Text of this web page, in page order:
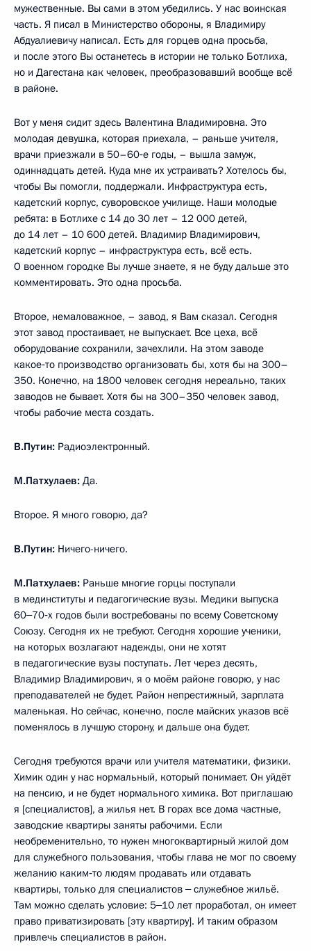
мужественные. Вы сами в этом убедились. У нас воинская
часть. Я писал в Министерство обороны, я Владимиру
Абдуалиевичу написал. Есть для горцев одна просьба,
и после этого Вы останетесь в истории не только Ботлиха,
но и Дагестана как человек, преобразовавший вообще всё
в районе.
Вот у меня сидит здесь Валентина Владимировна. Это
молодая девушка, которая приехала, – раньше учителя,
врачи приезжали в 50–60‑е годы, – вышла замуж,
одиннадцать детей. Куда мне их устраивать? Хотелось бы,
чтобы Вы помогли, поддержали. Инфраструктура есть,
кадетский корпус, суворовское училище. Наши молодые
ребята: в Ботлихе с 14 до 30 лет – 12 000 детей,
до 14 лет – 10 600 детей. Владимир Владимирович,
кадетский корпус – инфраструктура есть, всё есть.
О военном городке Вы лучше знаете, я не буду дальше это
комментировать. Это одна просьба.
Второе, немаловажное, – завод, я Вам сказал. Сегодня
этот завод простаивает, не выпускает. Все цеха, всё
оборудование сохранили, зачехлили. На этом заводе
какое‑то производство организовать бы, хотя бы на 300–
350. Конечно, на 1800 человек сегодня нереально, таких
заводов не бывает. Хотя бы на 300–350 человек завод,
чтобы рабочие места создать.
В.Путин: Радиоэлектронный.
М.Патхулаев: Да.
Второе. Я много говорю, да?
В.Путин: Ничего-ничего.
М.Патхулаев: Раньше многие горцы поступали
в мединституты и педагогические вузы. Медики выпуска
60‒70‑х годов были востребованы по всему Советскому
Союзу. Сегодня их не требуют. Сегодня хорошие ученики,
на которых возлагают надежды, они не хотят
в педагогические вузы поступать. Лет через десять,
Владимир Владимирович, я о моём районе говорю, у нас
преподавателей не будет. Район непрестижный, зарплата
маленькая. Но сейчас, конечно, после майских указов всё
поменялось в лучшую сторону, и дальше она будет.
Сегодня требуются врачи или учителя математики, физики.
Химик один у нас нормальный, который понимает. Он уйдёт
на пенсию, и не будет нормального химика. Вот приглашаю
я [специалистов], а жилья нет. В горах все дома частные,
заводские квартиры заняты рабочими. Если
необременительно, то нужен многоквартирный жилой дом
для служебного пользования, чтобы глава не мог по своему
желанию каким‑то людям продавать или отдавать
квартиры, только для специалистов ‒ служебное жильё.
Там можно сделать условие: 5‒10 лет проработал, он имеет
право приватизировать [эту квартиру]. И таким образом
привлечь специалистов в район.